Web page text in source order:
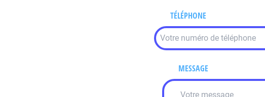
TÉLÉPHONE
MESSAGE